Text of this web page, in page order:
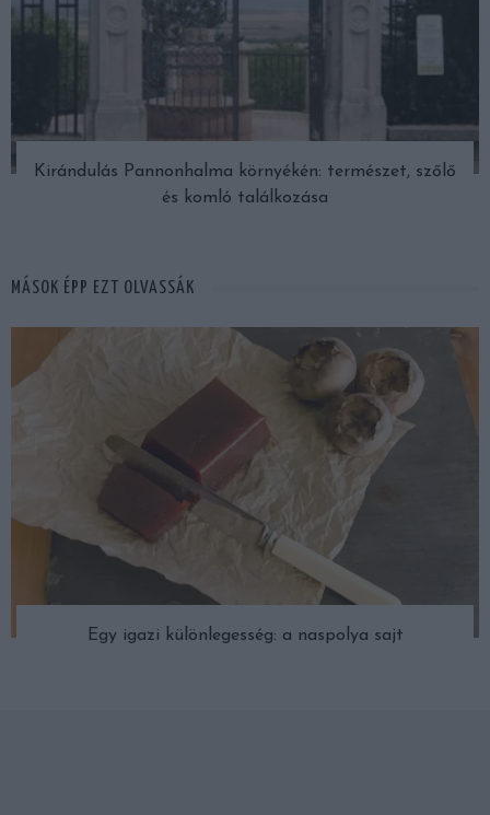
Kirándulás Pannonhalma környékén: természet, szőlő
és komló találkozása
MÁSOK ÉPP EZT OLVASSÁK
Egy igazi különlegesség: a naspolya sajt